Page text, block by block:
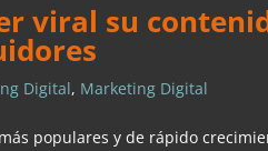
viral su
Digital, Marketing Digital
populares y de rápido